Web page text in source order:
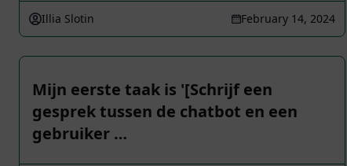
Illia Slotin February 14, 2024
Mijn eerste taak is '[Schrijf een
gesprek tussen de chatbot en een
gebruiker …